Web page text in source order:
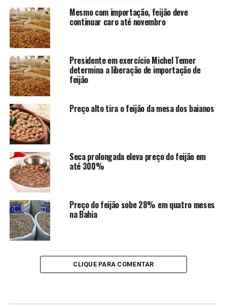
Mesmo com importação, feijão deve
continuar caro até novembro
Presidente em exercício Michel Temer
determina a liberação de importação de
feijão
Preço alto tira o feijão da mesa dos baianos
Seca prolongada eleva preço do feijão em
até 300%
Preço do feijão sobe 28% em quatro meses
na Bahia
CLIQUE PARA COMENTAR